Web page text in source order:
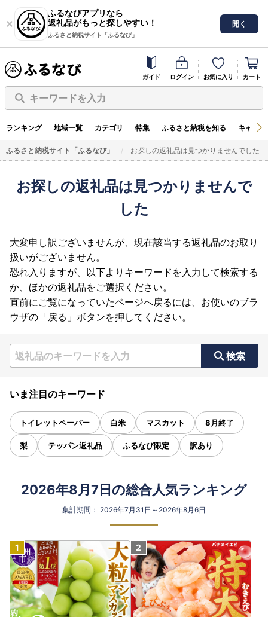
ふるなびアプリなら
返礼品がもっと探しやすい！
ふるさと納税サイト「ふるなび」
開く
ガイド ログイン お気に入り カート
キーワードを入力
ランキング 地域一覧 カテゴリ 特集 ふるさと納税を知る キャン
ふるさと納税サイト「ふるなび」 お探しの返礼品は見つかりませんでした
お探しの返礼品は見つかりませんで
した
大変申し訳ございませんが、現在該当する返礼品のお取り
扱いがございません。
恐れ入りますが、以下よりキーワードを入力して検索する
か、ほかの返礼品をご選択ください。
直前にご覧になっていたページへ戻るには、お使いのブラ
ウザの「戻る」ボタンを押してください。
検索
いま注目のキーワード
トイレットペーパー 白米 マスカット 8月終了
梨 テッパン返礼品 ふるなび限定 訳あり
2026年8月7日の総合人気ランキング
集計期間： 2026年7月31日～2026年8月6日